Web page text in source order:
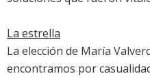
La estrella
La elección de María
encontramos por